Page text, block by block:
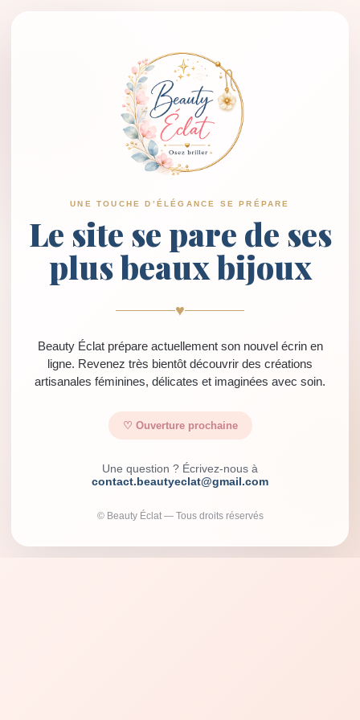
UNE TOUCHE D’ÉLÉGANCE SE PRÉPARE
Le site se pare de ses
plus beaux bijoux
♥
Beauty Éclat prépare actuellement son nouvel écrin en
ligne. Revenez très bientôt découvrir des créations
artisanales féminines, délicates et imaginées avec soin.
♡ Ouverture prochaine
Une question ? Écrivez-nous à
contact.beautyeclat@gmail.com
© Beauty Éclat — Tous droits réservés